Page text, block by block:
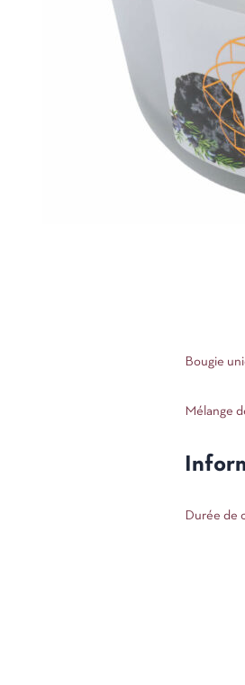
Bougie
Mélange
Durée de